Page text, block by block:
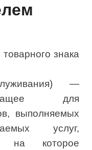
—
для
выполняемых
услуг,
на которое